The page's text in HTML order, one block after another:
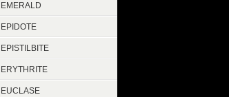
EMERALD
EPIDOTE
EPISTILBITE
ERYTHRITE
EUCLASE